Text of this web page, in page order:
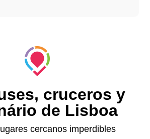
cruceros y
de Lisboa
cercanos imperdibles